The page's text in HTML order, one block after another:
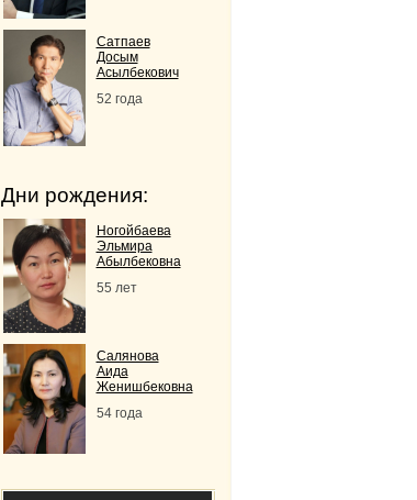
Сатпаев
Досым
Асылбекович
52 года
Дни рождения:
Ногойбаева
Эльмира
Абылбековна
55 лет
Салянова
Аида
Женишбековна
54 года